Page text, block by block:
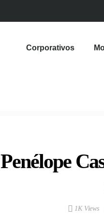
Corporativos
Penélope
1K Views